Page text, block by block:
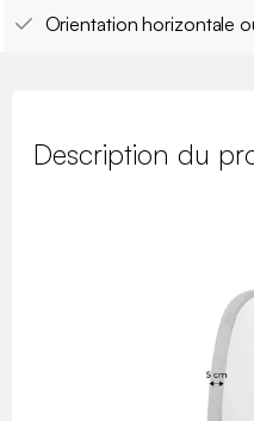
Orientation horizontale
Description du